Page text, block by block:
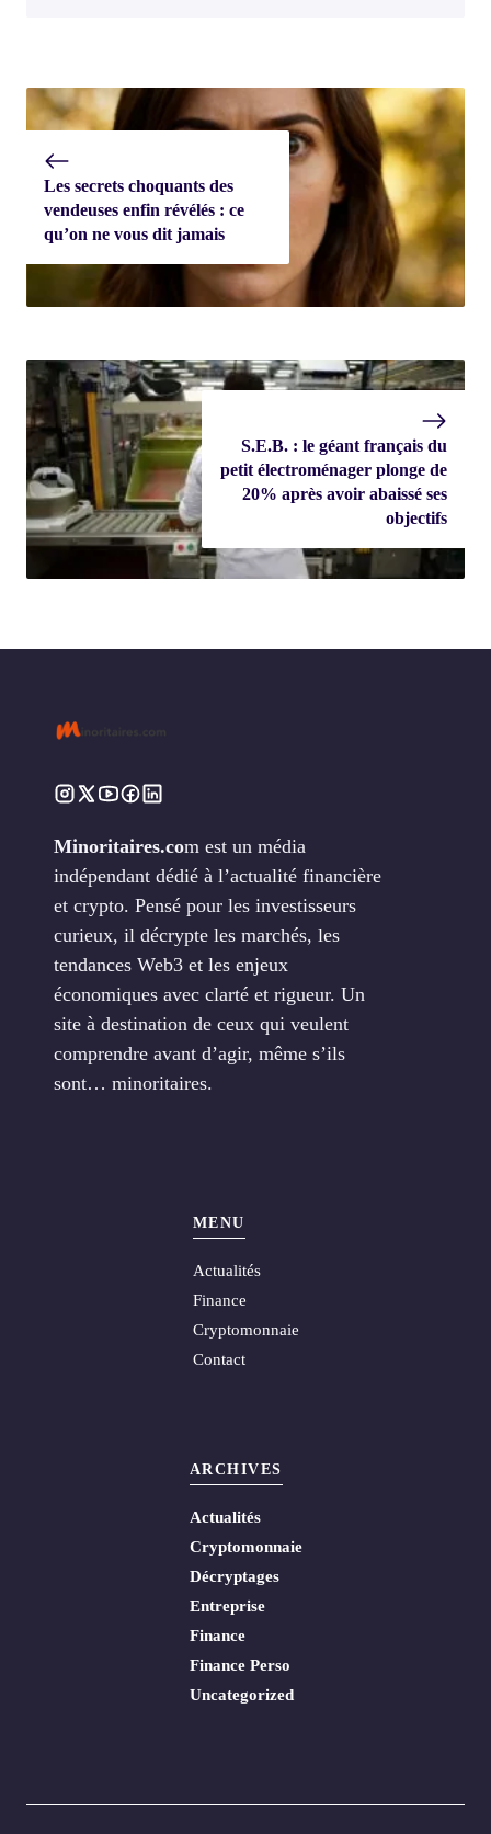
Les secrets choquants des
vendeuses enfin révélés : ce
qu’on ne vous dit jamais
S.E.B. : le géant français du
petit électroménager plonge de
20% après avoir abaissé ses
objectifs
Minoritaires.com est un média
indépendant dédié à l’actualité financière
et crypto. Pensé pour les investisseurs
curieux, il décrypte les marchés, les
tendances Web3 et les enjeux
économiques avec clarté et rigueur. Un
site à destination de ceux qui veulent
comprendre avant d’agir, même s’ils
sont… minoritaires.
MENU
Actualités
Finance
Cryptomonnaie
Contact
ARCHIVES
Actualités
Cryptomonnaie
Décryptages
Entreprise
Finance
Finance Perso
Uncategorized